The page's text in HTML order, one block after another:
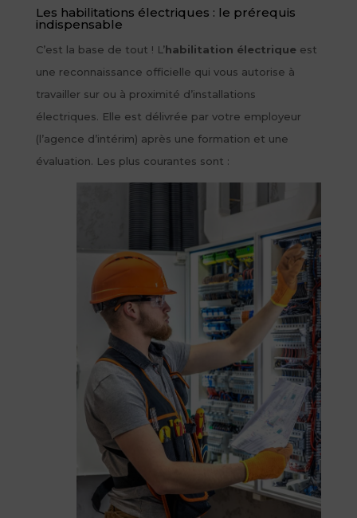
Les habilitations électriques : le prérequis
indispensable
C’est la base de tout ! L’habilitation électrique est
une reconnaissance officielle qui vous autorise à
travailler sur ou à proximité d’installations
électriques. Elle est délivrée par votre employeur
(l’agence d’intérim) après une formation et une
évaluation. Les plus courantes sont :